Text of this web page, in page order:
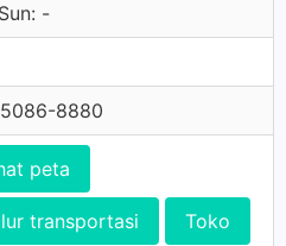
Sun: -
8880
peta
transportasi Toko